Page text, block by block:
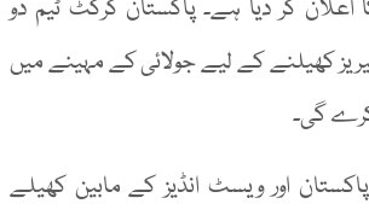
کر دیا ہے۔ پاکستان کرکٹ ٹیم دو
کھیلنے کے لیے جولائی کے مہینے میں
گی۔
اور ویسٹ انڈیز کے مابین کھیلے